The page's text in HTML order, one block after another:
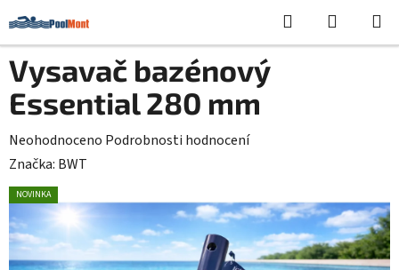
na
obsah
Hledat
KOŠÍK
Vysavač bazénový
Essential 280 mm
Průměrné
hodnocení
produktu
0,0
z
Neohodnoceno Podrobnosti hodnocení
Značka: BWT
NOVINKA